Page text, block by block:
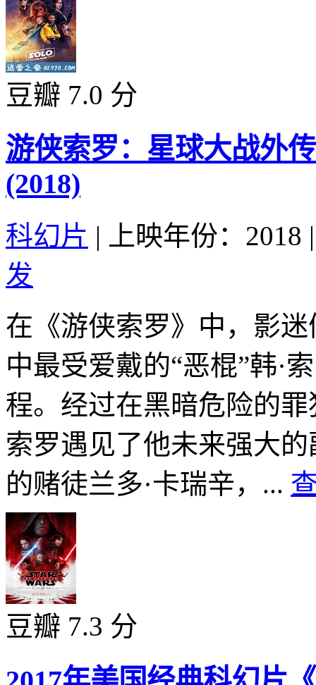
豆瓣 7.0 分
游侠索罗：星球大战外
(2018)
科幻片 | 上映年份：2018 |
发
在《游侠索罗》中，影
中最受爱戴的“恶棍”韩·
程。经过在黑暗危险的
索罗遇见了他未来强大
的赌徒兰多·卡瑞辛，...
豆瓣 7.3 分